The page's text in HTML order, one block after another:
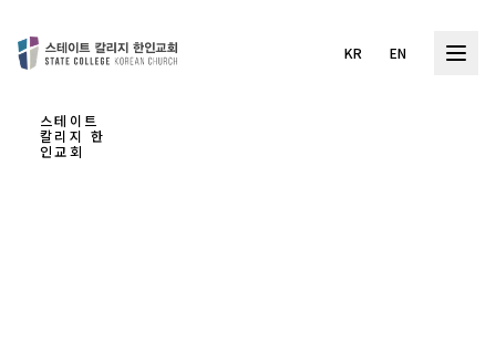
KR EN
스테이트
칼리지 한
인교회